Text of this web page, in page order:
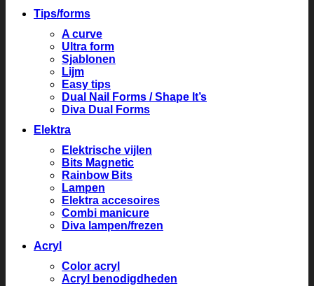
Tips/forms
A curve
Ultra form
Sjablonen
Lijm
Easy tips
Dual Nail Forms / Shape It’s
Diva Dual Forms
Elektra
Elektrische vijlen
Bits Magnetic
Rainbow Bits
Lampen
Elektra accesoires
Combi manicure
Diva lampen/frezen
Acryl
Color acryl
Acryl benodigdheden